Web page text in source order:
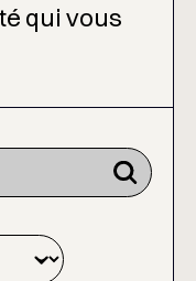
qui vous